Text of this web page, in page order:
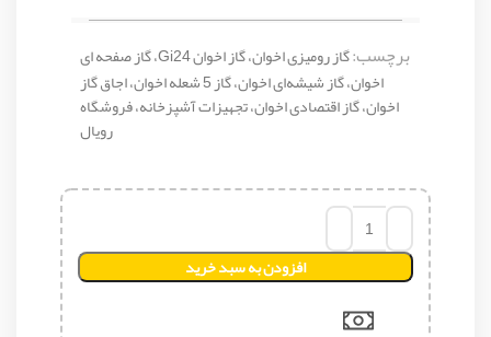
برچسب:
گاز رومیزی اخوان، گاز اخوان Gi24، گاز صفحه ای
اخوان، گاز شیشه‌ای اخوان، گاز 5 شعله اخوان، اجاق گاز
اخوان، گاز اقتصادی اخوان، تجهیزات آشپزخانه، فروشگاه
رویال
افزودن به سبد خرید